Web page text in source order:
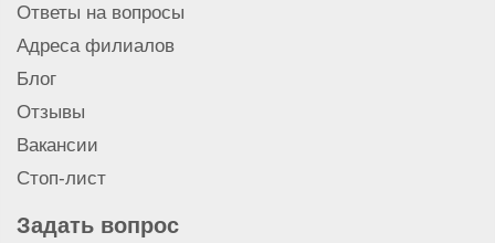
Ответы на вопросы
Адреса филиалов
Блог
Отзывы
Вакансии
Стоп-лист
Задать вопрос